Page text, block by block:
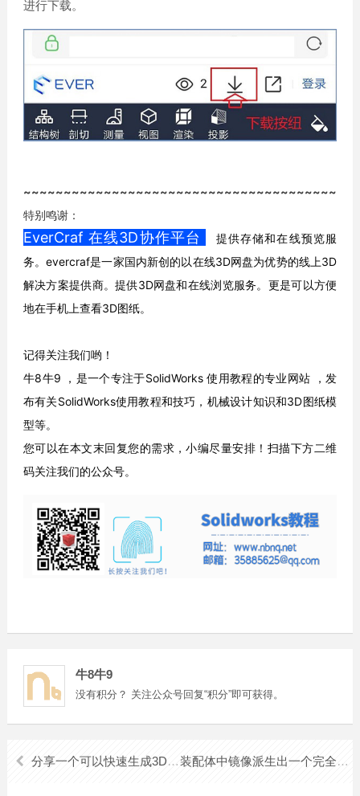
进行下载。
~~~~~~~~~~~~~~~~~~~~~~~~~~~~~~~~~~~~~~~~~~
特别鸣谢：
EverCraf 在线3D协作平台
提供存储和在线预览服
务。evercraf是一家国内新创的以在线3D网盘为优势的线上3D
解决方案提供商。提供3D网盘和在线浏览服务。更是可以方便
地在手机上查看3D图纸。
记得关注我们哟！
牛8牛9 ，是一个专注于SolidWorks 使用教程的专业网站 ，发
布有关SolidWorks使用教程和技巧，机械设计知识和3D图纸模
型等。
您可以在本文末回复您的需求，小编尽量安排！扫描下方二维
码关注我们的公众号。
牛8牛9
没有积分？ 关注公众号回复“积分”即可获得。
分享一个可以快速生成3D图形的网站 装配体中镜像派生出一个完全对称的零件